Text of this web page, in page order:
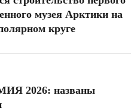
музея Арктики на
круге
2026: названы